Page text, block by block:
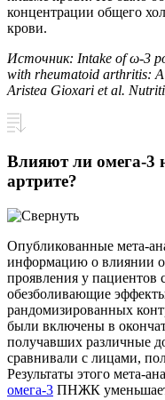
концентрации общего
крови.
Источник: Intake of ω-3
with rheumatoid arthritis: A
Aristea Gioxari et al.
Влияют ли омега-3
артрите?
Опубликованные мета-
информацию о влиянии
проявления у пациентов
обезболивающие
рандомизированных
были включены в
получавших различные
сравнивали с лицами,
Результаты этого мета-
омега-3 ПНЖК